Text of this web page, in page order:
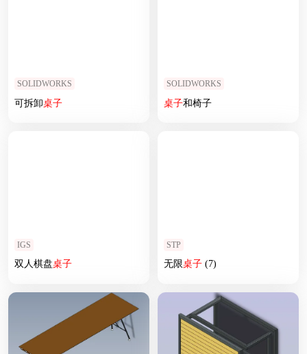
SOLIDWORKS
可拆卸桌子
SOLIDWORKS
桌子和椅子
IGS
双人棋盘桌子
STP
无限桌子(7)